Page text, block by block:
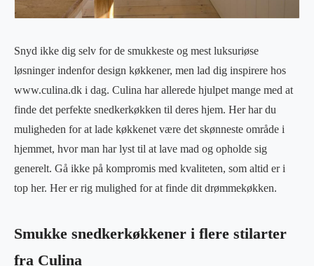
Snyd ikke dig selv for de smukkeste og mest luksuriøse
løsninger indenfor design køkkener, men lad dig inspirere hos
www.culina.dk i dag. Culina har allerede hjulpet mange med at
finde det perfekte snedkerkøkken til deres hjem. Her har du
muligheden for at lade køkkenet være det skønneste område i
hjemmet, hvor man har lyst til at lave mad og opholde sig
generelt. Gå ikke på kompromis med kvaliteten, som altid er i
top her. Her er rig mulighed for at finde dit drømmekøkken.
Smukke snedkerkøkkener i flere stilarter
fra Culina